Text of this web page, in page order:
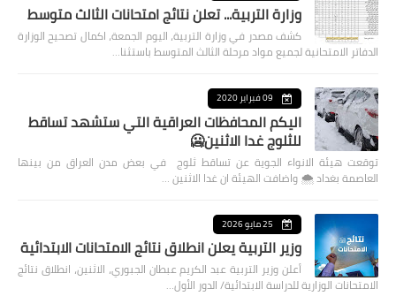
وزارة التربية... تعلن نتائج امتحانات الثالث متوسط
كشف مصدر في وزارة التربية، اليوم الجمعة، اكمال تصحيح الوزارة
الدفاتر الامتحانية لجميع مواد مرحلة الثالث المتوسط باستثنا…
09 فبراير 2020
اليكم المحافظات العراقية التي ستشهد تساقط
للثلوج غدا الاثنين🥶
توقعت هيئة الانواء الجوية عن تساقط ثلوج في بعض مدن العراق من بينها
العاصمة بغداد ⁦🌨️⁩ واضافت الهيئة ان غدا الاثنين …
25 مايو 2026
وزير التربية يعلن انطلاق نتائج الامتحانات الابتدائية
أعلن وزير التربية عبد الكريم عبطان الجبوري، الاثنين، انطلاق نتائج
الامتحانات الوزارية للدراسة الابتدائية/ الدور الأول…